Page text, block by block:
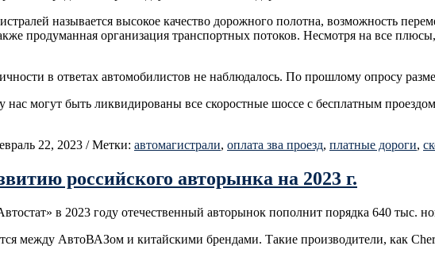
называется высокое качество дорожного полотна, возможность
продуманная организация транспортных потоков. Несмотря на все
в ответах автомобилистов не наблюдалось. По прошлому опросу
нас могут быть ликвидированы все скоростные шоссе с бесплатным
22, 2023 / Метки: автомагистрали, оплата зва проезд, платные дороги,
российского авторынка на 2023 г.
в 2023 году отечественный авторынок пополнит порядка 640 тыс.
между АвтоВАЗом и китайскими брендами. Такие производители, как